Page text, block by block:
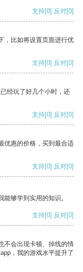
支持[0] 反对[0]
，比如将设置页面进行优
支持[0] 反对[0]
经玩了好几个小时，还
支持[0] 反对[0]
优惠的价格，买到最合适
支持[0] 反对[0]
够学到实用的知识。
支持[0] 反对[0]
不会出现卡顿、掉线的情
，我的游戏水平提升了